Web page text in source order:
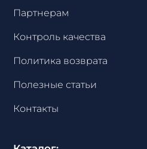
Партнерам
Контроль качества
Политика возврата
Полезные статьи
Контакты